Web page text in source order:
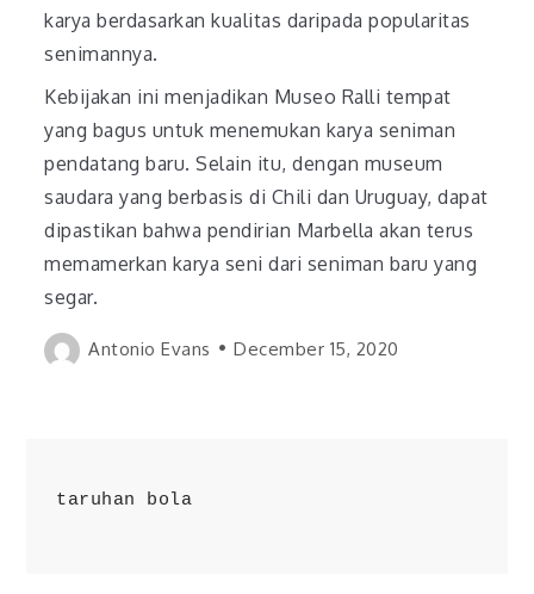
karya berdasarkan kualitas daripada popularitas
senimannya.
Kebijakan ini menjadikan Museo Ralli tempat
yang bagus untuk menemukan karya seniman
pendatang baru. Selain itu, dengan museum
saudara yang berbasis di Chili dan Uruguay, dapat
dipastikan bahwa pendirian Marbella akan terus
memamerkan karya seni dari seniman baru yang
segar.
Antonio Evans December 15, 2020
taruhan bola